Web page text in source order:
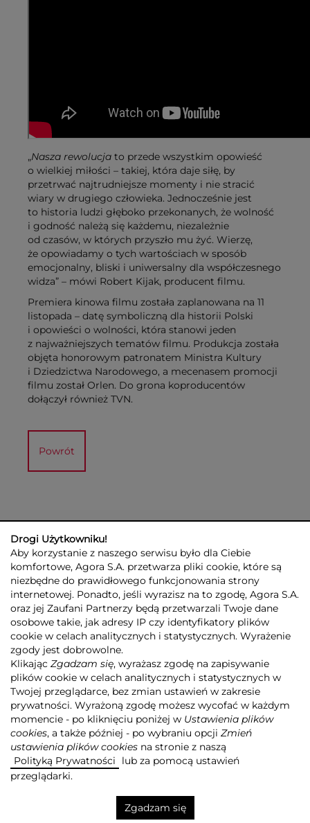
„Nasza rewolucja to przede wszystkim opowieść
o wielkiej miłości – takiej, która daje siłę, by
przetrwać najtrudniejsze momenty i nie stracić
wiary w drugiego człowieka. Jednocześnie jest
to historia ludzi głęboko przekonanych, że wolność
i godność należą się każdemu, niezależnie
od czasów, w których przyszło mu żyć. Wierzę,
że opowiadamy o tych wartościach w sposób
emocjonalny, bliski i uniwersalny dla współczesnego
widza” – mówi Robert Kijak, producent filmu.
Premiera kinowa filmu została zaplanowana na 11
listopada – datę symboliczną dla historii Polski
i opowieści o wolności, która stanowi jeden
z najważniejszych tematów filmu. Produkcja została
objęta honorowym patronatem Ministra Kultury
i Dziedzictwa Narodowego, a mecenasem promocji
filmu został Orlen. Do grona koproducentów
dołączył również TVN.
Powrót
GRUPA AGORA DLA INWESTORÓW DLA MEDIÓW
REKLAMA
ESG
KONTAKT
© 2026 Copyright AGORA SA
POLITYKA PRYWATNOŚCI AGORA S.A.
POLITYKA PRYWATNOŚCI SERWISU AGORA.PL
POLITYKA TRANSPARENTNOŚCI
ZASTRZEŻENIE PRAWNOAUTORSKIE
INFORMACJE O USŁUGACH MEDIALNYCH
MAPA SERWISU RSS
Realizacja
Drogi Użytkowniku!
Aby korzystanie z naszego serwisu było dla Ciebie
komfortowe, Agora S.A. przetwarza pliki cookie, które są
niezbędne do prawidłowego funkcjonowania strony
internetowej. Ponadto, jeśli wyrazisz na to zgodę, Agora S.A.
oraz jej Zaufani Partnerzy będą przetwarzali Twoje dane
osobowe takie, jak adresy IP czy identyfikatory plików
cookie w celach analitycznych i statystycznych. Wyrażenie
zgody jest dobrowolne.
Klikając Zgadzam się, wyrażasz zgodę na zapisywanie
plików cookie w celach analitycznych i statystycznych w
Twojej przeglądarce, bez zmian ustawień w zakresie
prywatności. Wyrażoną zgodę możesz wycofać w każdym
momencie - po kliknięciu poniżej w Ustawienia plików
cookies, a także później - po wybraniu opcji Zmień
ustawienia plików cookies na stronie z naszą
Polityką Prywatności
lub za pomocą ustawień
przeglądarki.
Zgadzam się